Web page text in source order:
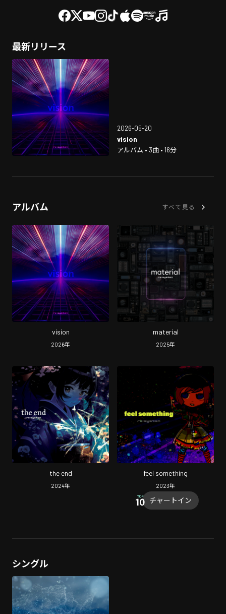
最新リリース
2026-05-20
vision
アルバム • 3曲 • 16分
アルバム すべて見る
vision
2026年
material
2025年
the end
2024年
feel something
2023年
チャートイン
シングル